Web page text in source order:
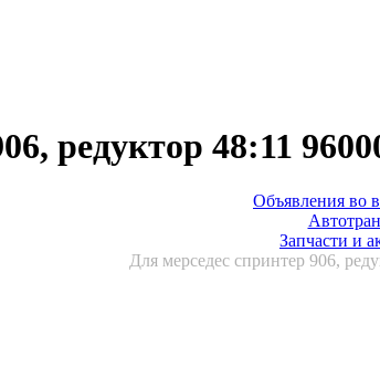
редуктор 48:11
Объявления во
Запчасти и
Для мерседес спринтер 906,